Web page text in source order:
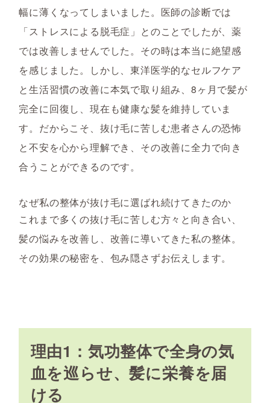
幅に薄くなってしまいました。医師の診断では
「ストレスによる脱毛症」とのことでしたが、薬
では改善しませんでした。その時は本当に絶望感
を感じました。しかし、東洋医学的なセルフケア
と生活習慣の改善に本気で取り組み、8ヶ月で髪が
完全に回復し、現在も健康な髪を維持していま
す。だからこそ、抜け毛に苦しむ患者さんの恐怖
と不安を心から理解でき、その改善に全力で向き
合うことができるのです。
なぜ私の整体が抜け毛に選ばれ続けてきたのか
これまで多くの抜け毛に苦しむ方々と向き合い、
髪の悩みを改善し、改善に導いてきた私の整体。
その効果の秘密を、包み隠さずお伝えします。
理由1：気功整体で全身の気
血を巡らせ、髪に栄養を届
ける